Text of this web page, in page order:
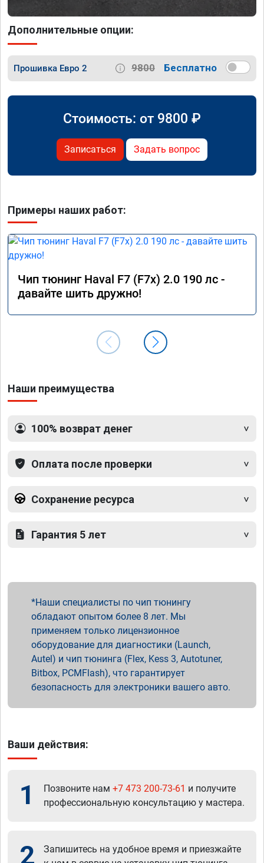
Дополнительные опции:
Прошивка Евро 2 9800 Бесплатно
Стоимость: от 9800 ₽
Записаться Задать вопрос
Примеры наших работ:
Чип тюнинг Haval F7 (F7x) 2.0 190 лс -
давайте шить дружно!
Наши преимущества
100% возврат денег
Оплата после проверки
Сохранение ресурса
Гарантия 5 лет
Наши специалисты по чип тюнингу
обладают опытом более 8 лет. Мы
применяем только лицензионное
оборудование для диагностики (Launch,
Autel) и чип тюнинга (Flex, Kess 3, Autotuner,
Bitbox, PCMFlash), что гарантирует
безопасность для электроники вашего авто.
Ваши действия:
1 Позвоните нам +7 473 200-73-61 и получите
профессиональную консультацию у мастера.
2
Запишитесь на удобное время и приезжайте